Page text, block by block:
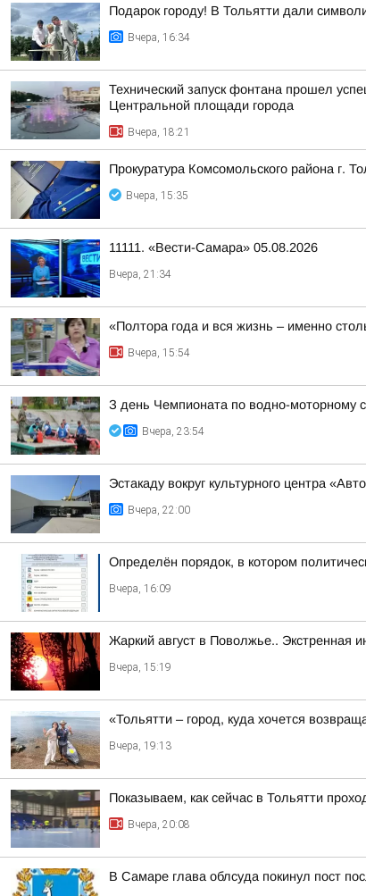
Подарок городу! В Тольятти дали
Вчера, 16:34
Технический запуск фонтана прошел
Центральной площади города
Вчера, 18:21
Прокуратура Комсомольского района г.
Вчера, 15:35
11111. «Вести-Самара» 05.08.2026
Вчера, 21:34
«Полтора года и вся жизнь – именно
Вчера, 15:54
З день Чемпионата по водно-моторному
Вчера, 23:54
Эстакаду вокруг культурного центра
Вчера, 22:00
Определён порядок, в котором
Вчера, 16:09
Жаркий август в Поволжье.. Экстренная
Вчера, 15:19
«Тольятти – город, куда хочется
Вчера, 19:13
Показываем, как сейчас в Тольятти
Вчера, 20:08
В Самаре глава облсуда покинул пост